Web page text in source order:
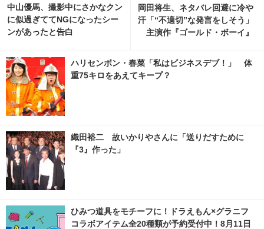
中山優馬、撮影中にさかなクン
に似過ぎててNGになったシー
ンがあったと告白
岡田将生、ネタバレ回避に冷や
汗「“不適切”な発言をしそう」
主演作『ゴールド・ボーイ』
ハリセンボン・春菜「私はビジネスデブ！」 体
重75キロをあえてキープ？
織田裕二 故いかりやさんに「送りだすために
『3』作った」
ひみつ道具をモチーフに！ドラえもん×グラニフ
コラボアイテム全20種類が予約受付中！8月11日